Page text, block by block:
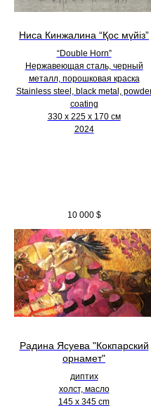
Ниса Кинжалина “Қос мүйіз”
“Double Horn”
Нержавеющая сталь, черный
металл, порошковая краска
Stainless steel, black metal,
coating
330 х 225 х 170 см
2024
10 000 $
Радина Ясуева "Кокпарский
орнамет"
диптих
холст, масло
145 х 345 cm